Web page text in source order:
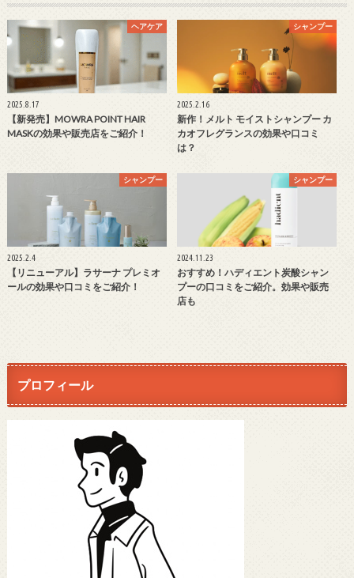
ヘアケア
2025.8.17
【新発売】MOWRA POINT HAIR
MASKの効果や販売店をご紹介！
シャンプー
2025.2.16
新作！メルト モイストシャンプー カ
カオフレグランスの効果や口コミ
は？
シャンプー
2025.2.4
【リニューアル】ラサーナ プレミオ
ールの効果や口コミをご紹介！
シャンプー
2024.11.23
おすすめ！ハディエント炭酸シャン
プーの口コミをご紹介。効果や販売
店も
プロフィール